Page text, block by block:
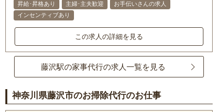
昇給･昇格あり
主婦･主夫歓迎
お手伝いさんの求人
インセンティブあり
この求人の詳細を見る
藤沢駅の家事代行の求人一覧を見る
神奈川県藤沢市のお掃除代行のお仕事